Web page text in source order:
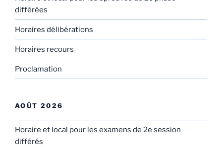
différées
Horaires délibérations
Horaires recours
Proclamation
AOÛT 2026
Horaire et local pour les examens de 2e session
différés